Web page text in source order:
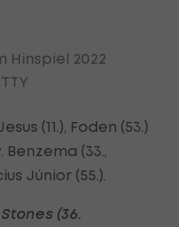
Hinspiel 2022
(11.), Foden (53.)
Benzema (33.,
Júnior (55.).
(36.